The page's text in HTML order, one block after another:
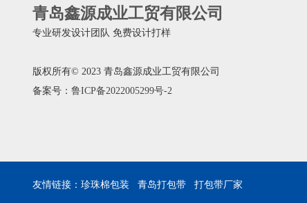
青岛鑫源成业工贸有限公司
专业研发设计团队 免费设计打样
版权所有© 2023 青岛鑫源成业工贸有限公司
备案号： 鲁ICP备2022005299号-2
友情链接： 珍珠棉包装 青岛打包带 打包带厂家